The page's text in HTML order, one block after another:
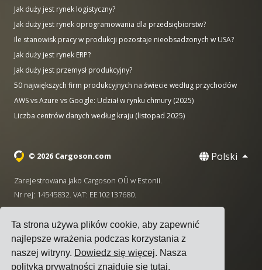
Ta strona używa plików cookie, aby zapewnić
najlepsze wrażenia podczas korzystania z
naszej witryny. Dowiedz się więcej. Nasza
polityka prywatności znajduje siętutaj.
Jak duży jest rynek logistyczny?
Jak duży jest rynek oprogramowania dla przedsiębiorstw?
Ile stanowisk pracy w produkcji pozostaje nieobsadzonych w USA?
Jak duży jest rynek ERP?
Jak duży jest przemysł produkcyjny?
50 największych firm produkcyjnych na świecie według przychodów
AWS vs Azure vs Google: Udział w rynku chmury (2025)
Liczba centrów danych według kraju (listopad 2025)
© 2026 Cargoson.com Polski
Zarejestrowana jako Cargoson OÜ w Estonii.
Nr rej: 14545832. VAT: EE102137680.
+372 5555 0028 · hello@cargoson.com
Warunki korzystania z usługi|Polityka Prywatności